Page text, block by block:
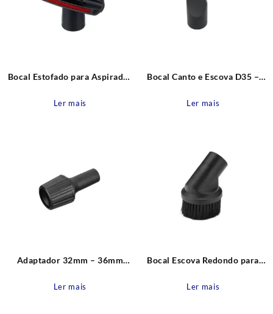
Bocal Estofado para Aspirador
Ler mais
Bocal Canto e Escova D35 –
Ler mais
Adaptador 32mm – 36mm
de Pó Electrolux
Ler mais
Bocal Escova Redondo para
Electrolux
Ler mais